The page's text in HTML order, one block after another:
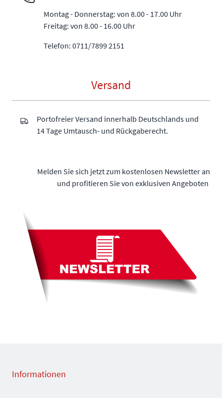
Montag - Donnerstag: von 8.00 - 17.00 Uhr
Freitag: von 8.00 - 16.00 Uhr
Telefon: 0711/7899 2151
Versand
Portofreier Versand innerhalb Deutschlands und
14 Tage Umtausch- und Rückgaberecht.
Melden Sie sich jetzt zum kostenlosen Newsletter an
und profitieren Sie von exklusiven Angeboten
Informationen